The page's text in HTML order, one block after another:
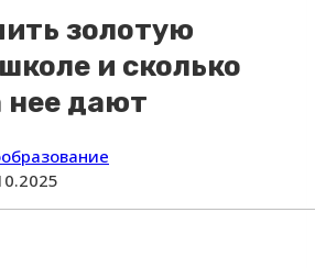
золотую
и сколько
нее дают